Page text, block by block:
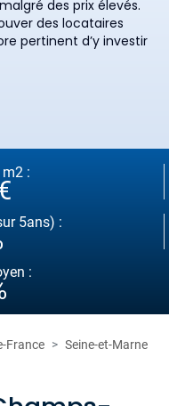
des prix élevés.
des locataires
pertinent d’y investir
:
5ans) :
:
France
Seine-et-Marne